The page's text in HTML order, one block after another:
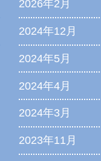
2026年2月
2024年12月
2024年5月
2024年4月
2024年3月
2023年11月